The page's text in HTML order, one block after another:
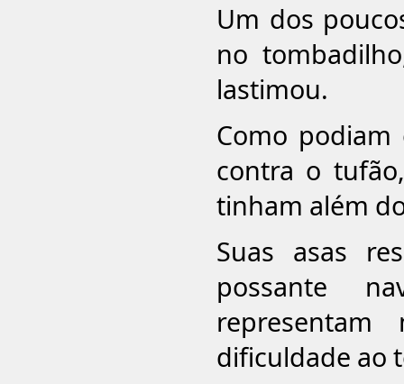
Um dos
no
lastimou.
Como podiam
contra o
tinham além
Suas asas
possante
dificuldade ao